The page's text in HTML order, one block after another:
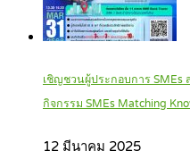
เชิญชวนผู้ประกอบการ SMEs
กิจกรรม SMEs Matching
12 มีนาคม 2025